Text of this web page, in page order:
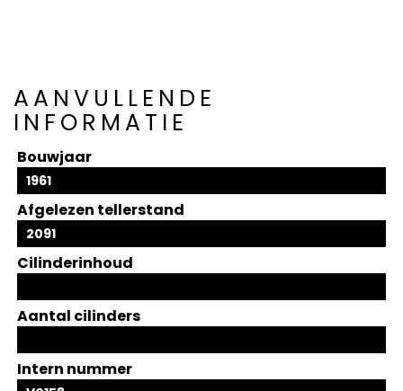
AANVULLENDE
INFORMATIE
Bouwjaar
1961
Afgelezen tellerstand
2091
Cilinderinhoud
Aantal cilinders
Intern nummer